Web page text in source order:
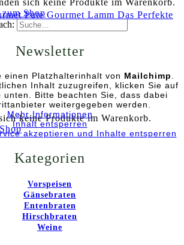
sich keine Produkte im Warenkorb.
Shop
keine Produkte im Warenkorb.
Pute Gourmet Lamm Das Perfekte
Newsletter
einen Platzhalterinhalt von Mailchimp.
Inhalt zuzugreifen, klicken Sie auf
unten. Bitte beachten Sie, dass dabei
weitergegeben werden.
Mehr Informationen
Inhalt entsperren
akzeptieren und Inhalte entsperren
Kategorien
Vorspeisen
Gänsebraten
Entenbraten
Hirschbraten
Weine